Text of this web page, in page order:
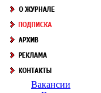
Вакансии